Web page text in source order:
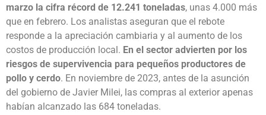
marzo la cifra récord de 12.241 toneladas, unas 4.000 más
que en febrero. Los analistas aseguran que el rebote
responde a la apreciación cambiaria y al aumento de los
costos de producción local. En el sector advierten por los
riesgos de supervivencia para pequeños productores de
pollo y cerdo. En noviembre de 2023, antes de la asunción
del gobierno de Javier Milei, las compras al exterior apenas
habían alcanzado las 684 toneladas.